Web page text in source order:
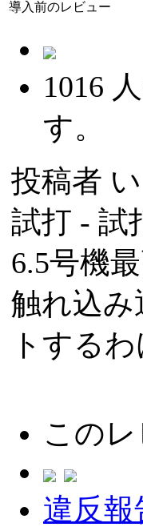
導入前のレビュー
1016
す。
投稿者
試打 - 試
6.5号機
触れ込
トする
この
違反報